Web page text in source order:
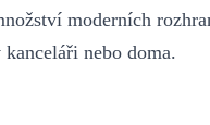
moderních
nebo doma.